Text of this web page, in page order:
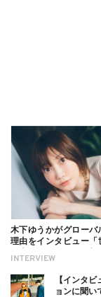
INTERVIEW
木下ゆうかがグローバ
理由をインタビュー「
ついても
【インタ
ョンに聞い